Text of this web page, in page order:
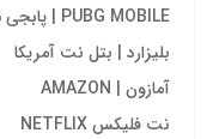
PUBG MOBILE | پابجی مبایل
بلیزارد | بتل نت آمریکا
آمازون | AMAZON
نت فلیکس NETFLIX